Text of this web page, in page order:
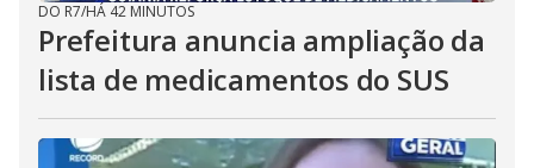
DO R7/HÁ 42 MINUTOS
Prefeitura anuncia ampliação da
lista de medicamentos do SUS